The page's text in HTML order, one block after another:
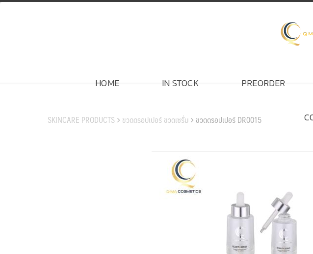
Skip
HOME IN STOCK PREORDER
SKINCARE PRODUCTS ขวดดรอปเปอร์ ขวดเซรั่ม ขวดดรอปเปอร์ DR0015